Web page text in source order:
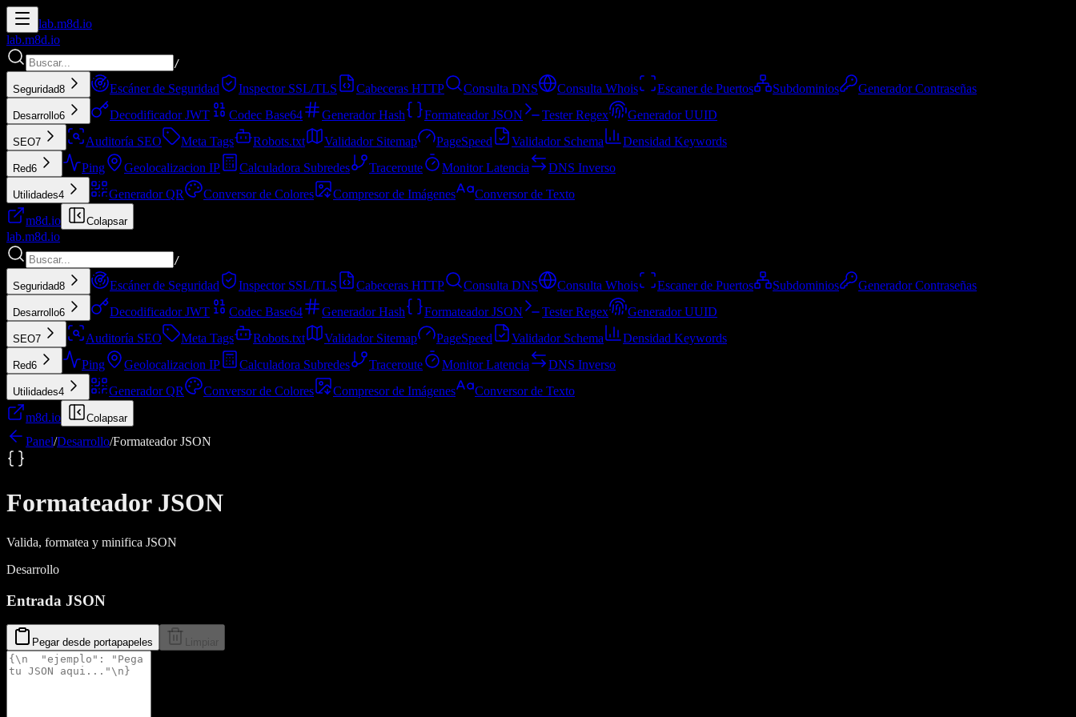
lab.m8d.io
lab.m8d.io
/
Seguridad8 Escáner de Seguridad Inspector SSL/TLS Cabeceras HTTP Consulta DNS Consulta Whois Escaner de Puertos Subdominios Generador Contraseñas
Desarrollo6 Decodificador JWT Codec Base64 Generador Hash Formateador JSON Tester Regex Generador UUID
SEO7 Auditoría SEO Meta Tags Robots.txt Validador Sitemap PageSpeed Validador Schema Densidad Keywords
Red6 Ping Geolocalizacion IP Calculadora Subredes Traceroute Monitor Latencia DNS Inverso
Utilidades4 Generador QR Conversor de Colores Compresor de Imágenes
Conversor de Texto
m8d.io
Colapsar
lab.m8d.io
/
Seguridad8 Escáner de Seguridad Inspector SSL/TLS Cabeceras HTTP Consulta DNS Consulta Whois Escaner de Puertos Subdominios Generador Contraseñas
Desarrollo6 Decodificador JWT Codec Base64 Generador Hash Formateador JSON Tester Regex Generador UUID
SEO7 Auditoría SEO Meta Tags Robots.txt Validador Sitemap PageSpeed Validador Schema Densidad Keywords
Red6 Ping Geolocalizacion IP Calculadora Subredes Traceroute Monitor Latencia DNS Inverso
Utilidades4 Generador QR Conversor de Colores Compresor de Imágenes
Conversor de Texto
m8d.io
Colapsar
Panel/Desarrollo/Formateador JSON
Formateador JSON
Valida, formatea y minifica JSON
Desarrollo
Entrada JSON
Pegar desde portapapeles Limpiar